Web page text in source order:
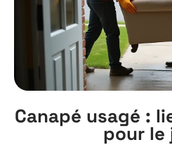
Canapé usagé :
pour le